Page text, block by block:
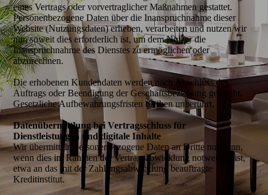
eines Vertrags oder vorvertraglicher Maßnahmen gestattet.
Personenbezogene Daten über die Inanspruchnahme dieser
Website (Nutzungsdaten) erheben, verarbeiten und nutzen wir
nur, soweit dies erforderlich ist, um dem Nutzer die
Inanspruchnahme des Dienstes zu ermöglichen oder
abzurechnen.
Die erhobenen Kundendaten werden nach Abschluss des
Auftrags oder Beendigung der Geschäftsbeziehung gelöscht.
Gesetzliche Aufbewahrungsfristen bleiben unberührt.
Datenübermittlung bei Vertragsschluss für
Dienstleistungen und digitale Inhalte
Wir übermitteln personenbezogene Daten an Dritte nur dann,
wenn dies im Rahmen der Vertragsabwicklung notwendig ist,
etwa an das mit der Zahlungsabwicklung beauftragte
Kreditinstitut.